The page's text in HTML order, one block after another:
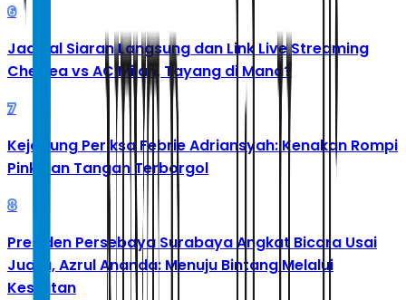
6
Jadwal Siaran Langsung dan Link Live Streaming
Chelsea vs AC Milan, Tayang di Mana?
7
Kejagung Periksa Febrie Adriansyah: Kenakan Rompi
Pink dan Tangan Terborgol
8
Presiden Persebaya Surabaya Angkat Bicara Usai
Juara, Azrul Ananda: Menuju Bintang Melalui
Kesulitan